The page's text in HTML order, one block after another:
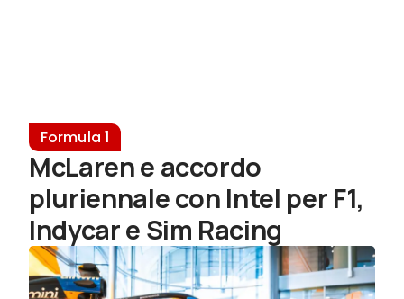
Formula 1
McLaren e accordo
pluriennale con Intel per F1,
Indycar e Sim Racing